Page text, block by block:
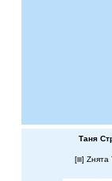
Таня
[ ] Zнята